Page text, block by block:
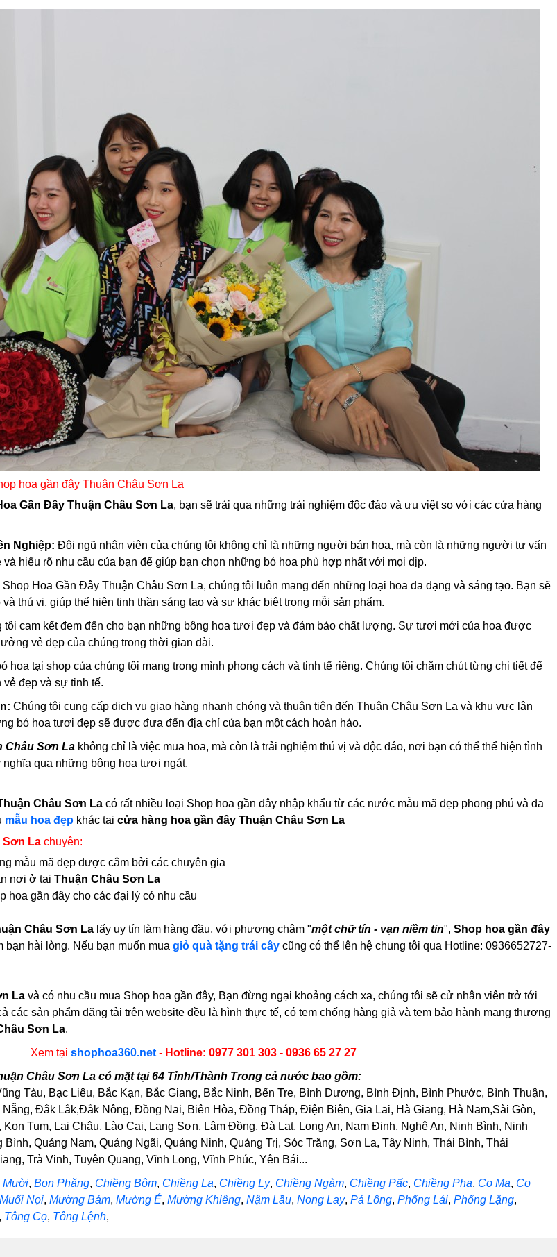
hoa gần đây Thuận Châu Sơn La
Gần Đây Thuận Châu Sơn La, bạn sẽ trải qua những trải nghiệm độc đáo và ưu việt so với các cửa hàng
Nghiệp: Đội ngũ nhân viên của chúng tôi không chỉ là những người bán hoa, mà còn là những người tư vấn
hiểu rõ nhu cầu của bạn để giúp bạn chọn những bó hoa phù hợp nhất với mọi dịp.
Shop Hoa Gần Đây Thuận Châu Sơn La, chúng tôi luôn mang đến những loại hoa đa dạng và sáng tạo. Bạn sẽ
thú vị, giúp thể hiện tinh thần sáng tạo và sự khác biệt trong mỗi sản phẩm.
tôi cam kết đem đến cho bạn những bông hoa tươi đẹp và đảm bảo chất lượng. Sự tươi mới của hoa được
vẻ đẹp của chúng trong thời gian dài.
hoa tại shop của chúng tôi mang trong mình phong cách và tinh tế riêng. Chúng tôi chăm chút từng chi tiết để
đẹp và sự tinh tế.
Chúng tôi cung cấp dịch vụ giao hàng nhanh chóng và thuận tiện đến Thuận Châu Sơn La và khu vực lân
bó hoa tươi đẹp sẽ được đưa đến địa chỉ của bạn một cách hoàn hảo.
Châu Sơn Lakhông chỉ là việc mua hoa, mà còn là trải nghiệm thú vị và độc đáo, nơi bạn có thể thể hiện tình
qua những bông hoa tươi ngát.
Châu Sơn Lacó rất nhiều loại Shop hoa gần đây nhập khẩu từ các nước mẫu mã đẹp phong phú và đa
mẫu hoa đẹpkhác tại cửa hàng hoa gần đây Thuận Châu Sơn La
Sơn La chuyên:
mẫu mã đẹp được cắm bởi các chuyên gia
nơi ở tại Thuận Châu Sơn La
hoa gần đây cho các đại lý có nhu cầu
Châu Sơn Lalấy uy tín làm hàng đầu, với phương châm "một chữ tín - vạn niềm tin", Shop hoa gần đây
bạn hài lòng. Nếu bạn muốn mua giỏ quà tặng trái câycũng có thể lên hệ chung tôi qua Hotline: 0936652727-
Lavà có nhu cầu mua Shop hoa gần đây, Bạn đừng ngại khoảng cách xa, chúng tôi sẽ cử nhân viên trở tới
các sản phẩm đăng tải trên website đều là hình thực tế, có tem chống hàng giả và tem bảo hành mang thương
Sơn La.
Xem tại shophoa360.net- Hotline: 0977 301 303 - 0936 65 27 27
Châu Sơn La có mặt tại 64 Tỉnh/Thành Trong cả nước bao gồm:
Tàu, Bạc Liêu, Bắc Kạn, Bắc Giang, Bắc Ninh, Bến Tre, Bình Dương, Bình Định, Bình Phước, Bình Thuận,
Đắk Lắk,Đắk Nông, Đồng Nai, Biên Hòa, Đồng Tháp, Điện Biên, Gia Lai, Hà Giang, Hà Nam,Sài Gòn,
Tum, Lai Châu, Lào Cai, Lạng Sơn, Lâm Đồng, Đà Lạt, Long An, Nam Định, Nghệ An, Ninh Bình, Ninh
Quảng Nam, Quảng Ngãi, Quảng Ninh, Quảng Trị, Sóc Trăng, Sơn La, Tây Ninh, Thái Bình, Thái
Trà Vinh, Tuyên Quang, Vĩnh Long, Vĩnh Phúc, Yên Bái...
Mười, Bon Phặng, Chiềng Bôm, Chiềng La, Chiềng Ly, Chiềng Ngàm, Chiềng Pấc, Chiềng Pha, Co Mạ, Co
Muổi Nọi, Mường Bám, Mường É, Mường Khiêng, Nậm Lầu, Nong Lay, Pá Lông, Phổng Lái, Phổng Lặng,
Tông Cọ, Tông Lệnh,